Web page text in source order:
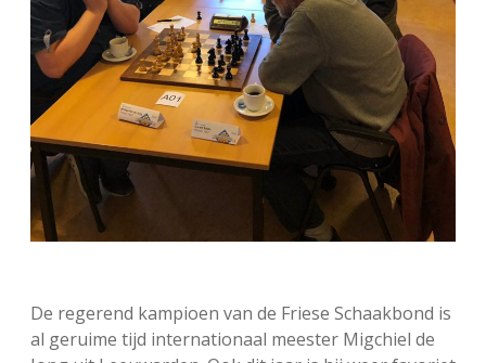
De regerend kampioen van de Friese Schaakbond is
al geruime tijd internationaal meester Migchiel de